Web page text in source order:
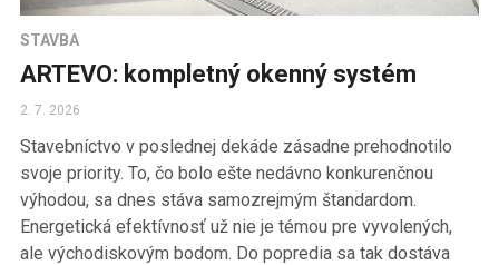
STAVBA
ARTEVO: kompletný okenný systém
2. 7. 2026
Stavebníctvo v poslednej dekáde zásadne prehodnotilo
svoje priority. To, čo bolo ešte nedávno konkurenčnou
výhodou, sa dnes stáva samozrejmým štandardom.
Energetická efektívnosť už nie je témou pre vyvolených,
ale východiskovým bodom. Do popredia sa tak dostáva